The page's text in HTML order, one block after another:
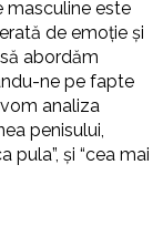
masculine este
de emoție și
abordăm
ne pe fapte
analiza
penisului,
pula”, și “cea mai